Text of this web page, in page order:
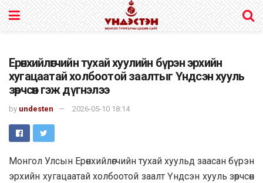
Ерөнхийлөгчийн тухай хуулийн бүрэн эрхийн
хугацаатай холбоотой заалтыг Үндсэн хууль
зөрчсөн гэж дүгнэлээ
by undesten 2026-05-10 18:14
Монгол Улсын Ерөнхийлөгчийн тухай хуульд заасан бүрэн
эрхийн хугацаатай холбоотой заалт Үндсэн хууль зөрчсөн